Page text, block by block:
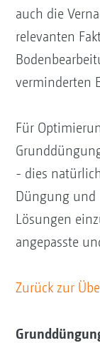
auch die
relevanten
verminderten
Für
- dies
Düngung und
Lösungen
angepasste
Zurück zur